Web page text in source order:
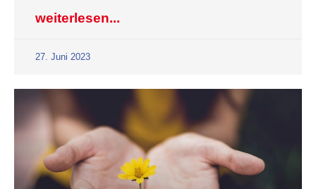
weiterlesen...
27. Juni 2023